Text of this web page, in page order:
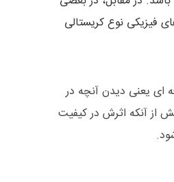
فیزیکی نوع کریستالی
ای یعنی دیدن آنچه در
از آنکه اثرش در کیفیت